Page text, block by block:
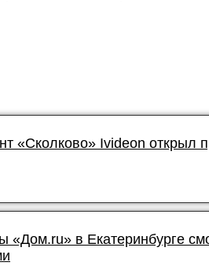
«Сколково» Ivideon открыл
«Дом.ru» в Екатеринбурге